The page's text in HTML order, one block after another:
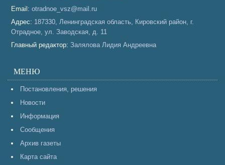
Email: otradnoe_vsz@mail.ru
Адрес: 187330, Ленинградская область, Кировский район, г.
Отрадное, ул. Заводская, д. 11
Главный редактор: Залялова Лидия Андреевна
МЕНЮ
Постановления, решения
Новости
Информация
Сообщения
Архив газеты
Карта сайта